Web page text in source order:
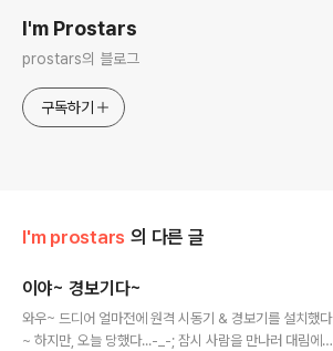
I'm Prostars
prostars의 블로그
구독하기
I'm prostars 의 다른 글
이야~ 경보기다~
와우~ 드디어 얼마전에 원격 시동기 & 경보기를 설치했다
~ 하지만, 오늘 당했다...-_-; 잠시 사람을 만나러 대림에